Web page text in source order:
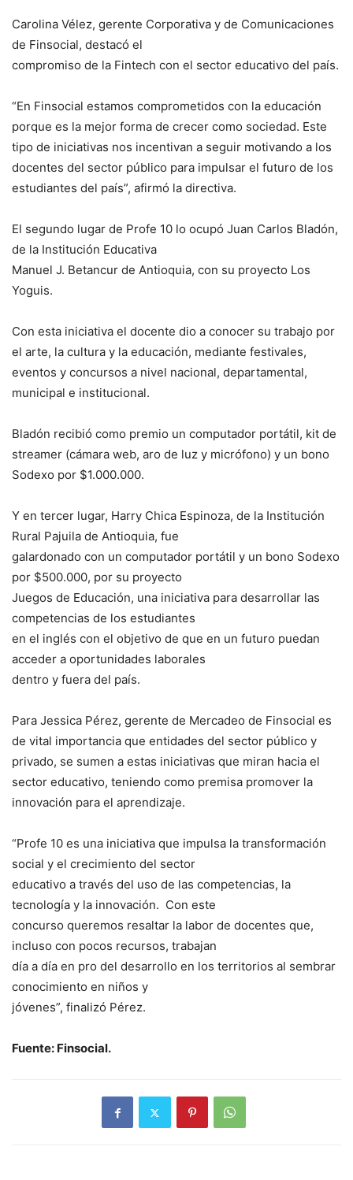
Carolina Vélez, gerente Corporativa y de Comunicaciones
de Finsocial, destacó el
compromiso de la Fintech con el sector educativo del país.
“En Finsocial estamos comprometidos con la educación
porque es la mejor forma de crecer como sociedad. Este
tipo de iniciativas nos incentivan a seguir motivando a los
docentes del sector público para impulsar el futuro de los
estudiantes del país”, afirmó la directiva.
El segundo lugar de Profe 10 lo ocupó Juan Carlos Bladón,
de la Institución Educativa
Manuel J. Betancur de Antioquia, con su proyecto Los
Yoguis.
Con esta iniciativa el docente dio a conocer su trabajo por
el arte, la cultura y la educación, mediante festivales,
eventos y concursos a nivel nacional, departamental,
municipal e institucional.
Bladón recibió como premio un computador portátil, kit de
streamer (cámara web, aro de luz y micrófono) y un bono
Sodexo por $1.000.000.
Y en tercer lugar, Harry Chica Espinoza, de la Institución
Rural Pajuila de Antioquia, fue
galardonado con un computador portátil y un bono Sodexo
por $500.000, por su proyecto
Juegos de Educación, una iniciativa para desarrollar las
competencias de los estudiantes
en el inglés con el objetivo de que en un futuro puedan
acceder a oportunidades laborales
dentro y fuera del país.
Para Jessica Pérez, gerente de Mercadeo de Finsocial es
de vital importancia que entidades del sector público y
privado, se sumen a estas iniciativas que miran hacia el
sector educativo, teniendo como premisa promover la
innovación para el aprendizaje.
“Profe 10 es una iniciativa que impulsa la transformación
social y el crecimiento del sector
educativo a través del uso de las competencias, la
tecnología y la innovación. Con este
concurso queremos resaltar la labor de docentes que,
incluso con pocos recursos, trabajan
día a día en pro del desarrollo en los territorios al sembrar
conocimiento en niños y
jóvenes”, finalizó Pérez.
Fuente: Finsocial.